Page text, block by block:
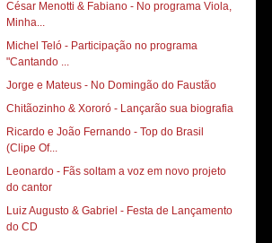
César Menotti & Fabiano - No programa Viola,
Minha...
Michel Teló - Participação no programa
"Cantando ...
Jorge e Mateus - No Domingão do Faustão
Chitãozinho & Xororó - Lançarão sua biografia
Ricardo e João Fernando - Top do Brasil
(Clipe Of...
Leonardo - Fãs soltam a voz em novo projeto
do cantor
Luiz Augusto & Gabriel - Festa de Lançamento
do CD